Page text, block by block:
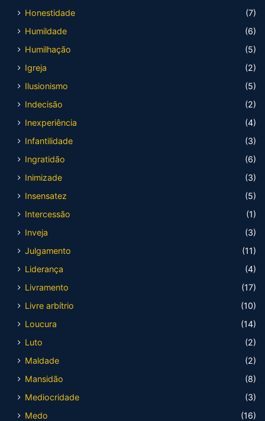
Honestidade
(7)
Humildade
(6)
Humilhação
(5)
Igreja
(2)
Ilusionismo
(5)
Indecisão
(2)
Inexperiência
(4)
Infantilidade
(3)
Ingratidão
(6)
Inimizade
(3)
Insensatez
(5)
Intercessão
(1)
Inveja
(3)
Julgamento
(11)
Liderança
(4)
Livramento
(17)
Livre arbítrio
(10)
Loucura
(14)
Luto
(2)
Maldade
(2)
Mansidão
(8)
Mediocridade
(3)
Medo
(16)